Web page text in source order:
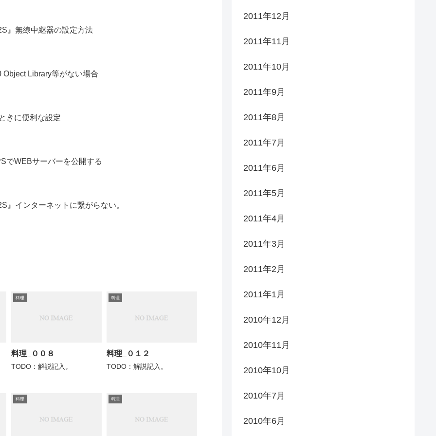
』無線中継器の設定方法
Library等がない場合
きに便利な設定
でWEBサーバーを公開する
』インターネットに繋がらない。
料理
料理_００８
TODO：解説記入。
料理
料理_０１２
TODO：解説記入。
料理 料理
2011年12月
2011年11月
2011年10月
2011年9月
2011年8月
2011年7月
2011年6月
2011年5月
2011年4月
2011年3月
2011年2月
2011年1月
2010年12月
2010年11月
2010年10月
2010年7月
2010年6月